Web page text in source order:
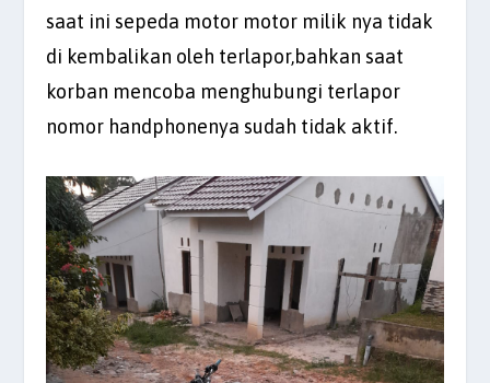
saat ini sepeda motor motor milik nya tidak
di kembalikan oleh terlapor,bahkan saat
korban mencoba menghubungi terlapor
nomor handphonenya sudah tidak aktif.